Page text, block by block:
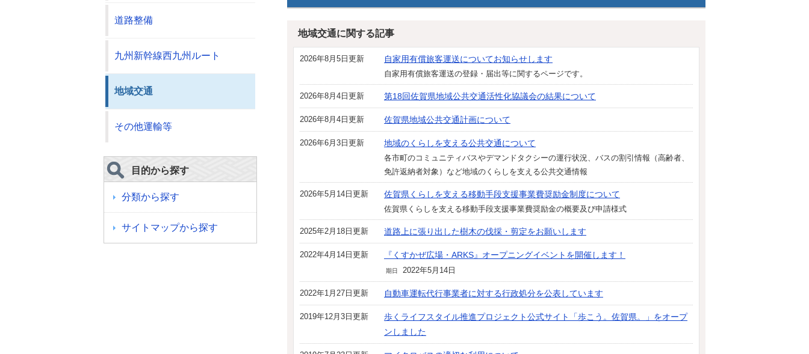
地域交通に関する記事
2026年8月5日更新 自家用有償旅客運送についてお知らせします
自家用有償旅客運送の登録・届出等に関するページです。
2026年8月4日更新 第18回佐賀県地域公共交通活性化協議会の結果について
2026年8月4日更新 佐賀県地域公共交通計画について
2026年6月3日更新 地域のくらしを支える公共交通について
各市町のコミュニティバスやデマンドタクシーの運行状況、バスの割引情報（高齢者、
免許返納者対象）など地域のくらしを支える公共交通情報
2026年5月14日更新 佐賀県くらしを支える移動手段支援事業費奨励金制度について
佐賀県くらしを支える移動手段支援事業費奨励金の概要及び申請様式
2025年2月18日更新 道路上に張り出した樹木の伐採・剪定をお願いします
2022年4月14日更新 『くすかぜ広場・ARKS』オープニングイベントを開催します！
期日 2022年5月14日
2022年1月27日更新 自動車運転代行事業者に対する行政処分を公表しています
2019年12月3日更新
歩くライフスタイル推進プロジェクト公式サイト「歩こう。佐賀県。」をオープ
ンしました
道路整備
九州新幹線西九州ルート
地域交通
その他運輸等
目的から探す
分類から探す
サイトマップから探す